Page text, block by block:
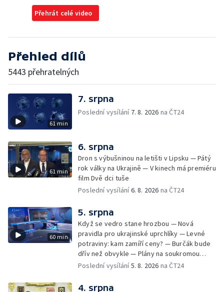
Přehrát celé video
Přehled dílů
5443 přehratelných
61 min
7. srpna
Poslední vysílání 7. 8. 2026 na ČT24
61 min
6. srpna
Dron s výbušninou na letišti v Lipsku — Pátý
rok války na Ukrajině — V kinech má premiéru
film Dvě dci tuše
Poslední vysílání6. 8. 2026 na ČT24
60 min
5. srpna
Když se vedro stane hrozbou — Nová
pravidla pro ukrajinské uprchlíky — Levné
potraviny: kam zamíří ceny? — Burčák bude
dřív než obvykle — Plány na soukromou
orbitální stanici
Poslední vysílání5. 8. 2026 na ČT24
4. srpna